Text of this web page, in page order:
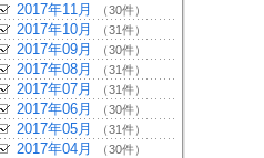
2017年11月 （30件）
2017年10月 （31件）
2017年09月 （30件）
2017年08月 （31件）
2017年07月 （31件）
2017年06月 （30件）
2017年05月 （31件）
2017年04月 （30件）